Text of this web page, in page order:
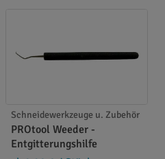
Schneidewerkzeuge u. Zubehör
PROtool Weeder -
Entgitterungshilfe